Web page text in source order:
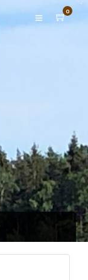
0